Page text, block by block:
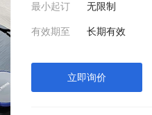
最小起订 无限制
有效期至 长期有效
立即询价